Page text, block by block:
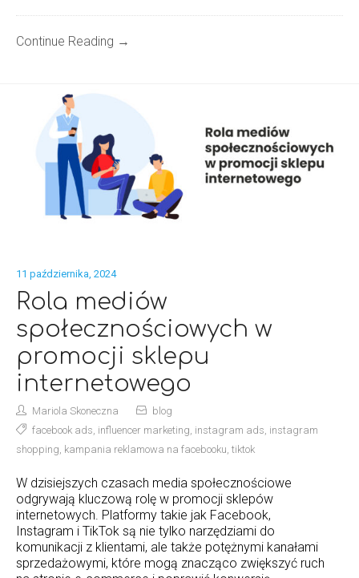
Continue Reading →
11 października, 2024
Rola mediów
społecznościowych w
promocji sklepu
internetowego
Mariola Skoneczna
blog
facebook ads, influencer marketing, instagram ads, instagram
shopping, kampania reklamowa na facebooku, tiktok
W dzisiejszych czasach media społecznościowe
odgrywają kluczową rolę w promocji sklepów
internetowych. Platformy takie jak Facebook,
Instagram i TikTok są nie tylko narzędziami do
komunikacji z klientami, ale także potężnymi kanałami
sprzedażowymi, które mogą znacząco zwiększyć ruch